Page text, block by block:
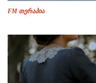
FM თერაპია